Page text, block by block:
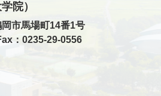
院）
市馬場町14番1号
：0235-29-0556